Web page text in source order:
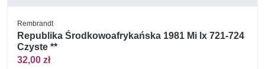
Rembrandt
Republika Środkowoafrykańska 1981 Mi lx 721-724
Czyste **
32,00 zł